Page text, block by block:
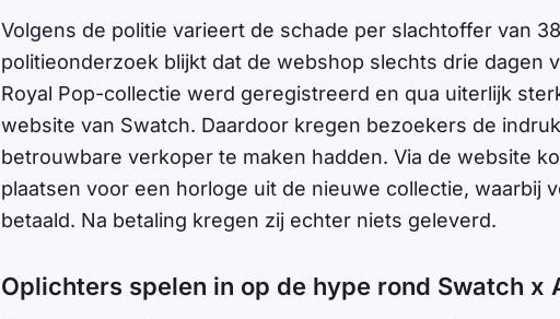
Volgens de politie varieert de schade per slachtoffer van
politieonderzoek blijkt dat de webshop slechts drie dagen
Royal Pop-collectie werd geregistreerd en qua uiterlijk
website van Swatch. Daardoor kregen bezoekers de
betrouwbare verkoper te maken hadden. Via de website
plaatsen voor een horloge uit de nieuwe collectie, waarbij
betaald. Na betaling kregen zij echter niets geleverd.
Oplichters spelen in op de hype rond Swatch x